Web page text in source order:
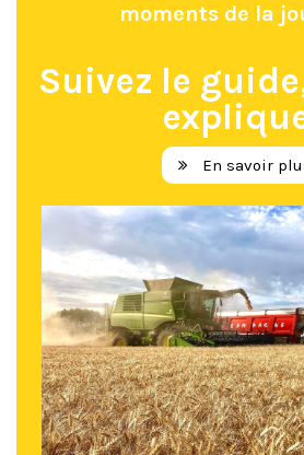
moments de la
Suivez le
En savoir